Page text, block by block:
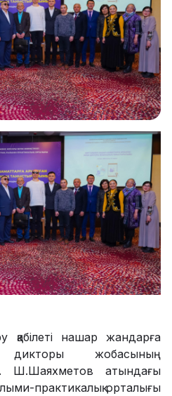
қабілеті нашар жандарға
жобасының
Ш.Шаяхметов атындағы
практикалық орталығы